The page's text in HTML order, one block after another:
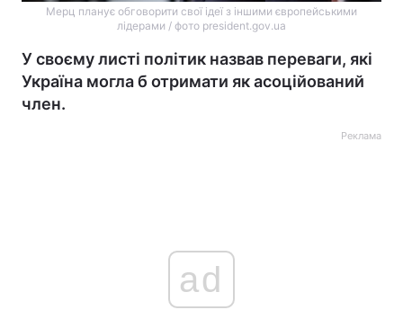
Мерц планує обговорити свої ідеї з іншими європейськими
лідерами / фото president.gov.ua
У своєму листі політик назвав переваги, які
Україна могла б отримати як асоційований
член.
Реклама
ad